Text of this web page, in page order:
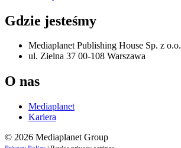
Gdzie jesteśmy
Mediaplanet Publishing House Sp. z o.o.
ul. Zielna 37 00-108 Warszawa
O nas
Mediaplanet
Kariera
© 2026 Mediaplanet Group